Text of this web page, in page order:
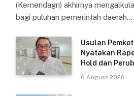
(Kemendagri) akhirnya
bagi puluhan pemerintah daerah…
Usulan
Nyatakan
Hold dan
6 August 2026